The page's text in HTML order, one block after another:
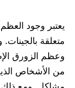
يعتبر وجود
متعلقة
وعظم الزورق
من الأشخاص